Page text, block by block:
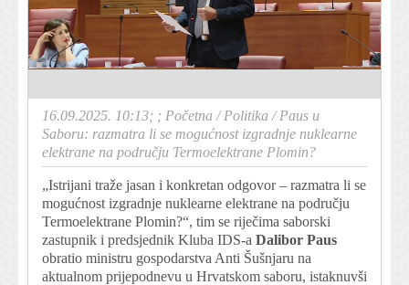
16.09.2025. 10:13; ; Početna /Politika /Paus u
Saboru: razmatra li se mogućnost izgradnje nuklearne
elektrane na području Termoelektrane Plomin?
„Istrijani traže jasan i konkretan odgovor – razmatra li se
mogućnost izgradnje nuklearne elektrane na području
Termoelektrane Plomin?“, tim se riječima saborski
zastupnik i predsjednik Kluba IDS-a Dalibor Paus
obratio ministru gospodarstva Anti Šušnjaru na
aktualnom prijepodnevu u Hrvatskom saboru, istaknuvši